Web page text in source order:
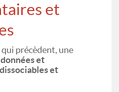
et
précèdent, une
données et
et